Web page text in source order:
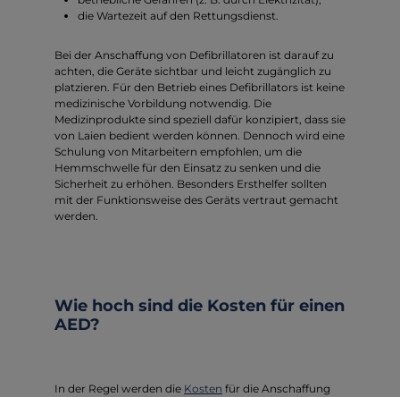
die Wartezeit auf den Rettungsdienst.
Bei der Anschaffung von Defibrillatoren ist darauf zu
achten, die Geräte sichtbar und leicht zugänglich zu
platzieren. Für den Betrieb eines Defibrillators ist keine
medizinische Vorbildung notwendig. Die
Medizinprodukte sind speziell dafür konzipiert, dass sie
von Laien bedient werden können. Dennoch wird eine
Schulung von Mitarbeitern empfohlen, um die
Hemmschwelle für den Einsatz zu senken und die
Sicherheit zu erhöhen. Besonders Ersthelfer sollten
mit der Funktionsweise des Geräts vertraut gemacht
werden.
Wie hoch sind die Kosten für einen
AED?
In der Regel werden die Kosten für die Anschaffung